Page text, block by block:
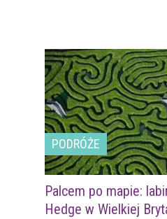
PODRÓŻE
Palcem po mapie:
Hedge w Wielkiej